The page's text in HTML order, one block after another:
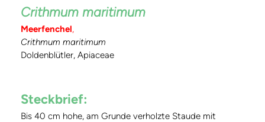
Crithmum maritimum
Meerfenchel,
Crithmum maritimum
Doldenblütler, Apiaceae
Steckbrief:
Bis 40 cm hohe, am Grunde verholzte Staude mit